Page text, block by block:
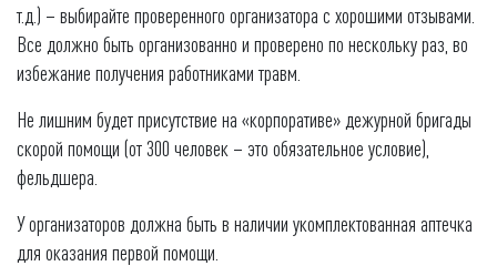
т.д.) – выбирайте проверенного организатора с хорошими отзывами.
Все должно быть организованно и проверено по нескольку раз, во
избежание получения работниками травм.
Не лишним будет присутствие на «корпоративе» дежурной бригады
скорой помощи (от 300 человек – это обязательное условие),
фельдшера.
У организаторов должна быть в наличии укомплектованная аптечка
для оказания первой помощи.